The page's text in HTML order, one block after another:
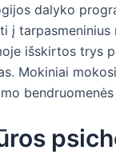
dalyko
į
išskirtos trys
Mokiniai